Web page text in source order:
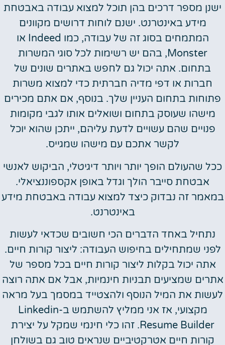
ישנן מספר דרכים בהן תוכל למצוא עבודה באבטחת
מידע באינטרנט. ישנם לוחות דרושים מקוונים
המתמחים בסוג זה של עבודה, כמו Indeed או
Monster, בהם יש רשימות לכל סוגי המשרות
בתחום. אתה יכול גם לחפש באתרים שונים של
חברות או דפי מדיה חברתית כדי למצוא משרות
פתוחות בתחום העניין שלך. בנוסף, אם אתם מכירים
מישהו שעוסק בתחום ושואלים אותו לגבי מקומות
פנויים שהם עשויים לדעת עליהם, ייתכן שהוא יוכל
לקשר אתכם עם מישהו שמגייס.
ככל שהעולם הופך יותר ויותר דיגיטלי, הביקוש לאנשי
אבטחת סייבר הולך וגדל באופן אקספוננציאלי.
במאמר זה נבדוק כיצד למצוא עבודה באבטחת מידע
באינטרנט.
נתחיל באחד הדברים הכי חשובים שכדאי לעשות
לפני שמתחילים בחיפוש העבודה: ליצור קורות חיים.
אתה יכול בקלות ליצור קורות חיים בכל מספר של
אתרים שמציעים תבניות חינמיות, אבל אם אתה רוצה
לעשות את המיל הנוסף ולהצטייד במסמך בעל מראה
מקצועי, אז אני ממליץ להשתמש ב-Linkedin
Resume Builder. זהו כלי חינמי שמקל על יצירת
קורות חיים אטרקטיביים שנראים טוב גם בשולחן